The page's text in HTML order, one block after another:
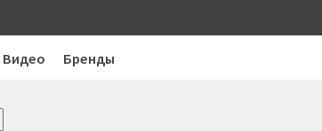
Видео Бренды